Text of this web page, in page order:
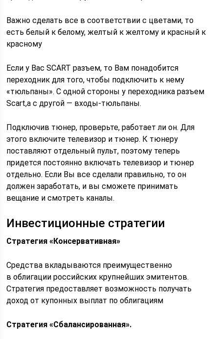
Важно сделать все в соответствии с цветами, то
есть белый к белому, желтый к желтому и красный к
красному
Если у Вас SCART разъем, то Вам понадобится
переходник для того, чтобы подключить к нему
«тюльпаны». С одной стороны у переходника разъем
Scart,а с другой — входы-тюльпаны.
Подключив тюнер, проверьте, работает ли он. Для
этого включите телевизор и тюнер. К тюнеру
поставляют отдельный пульт, поэтому теперь
придется постоянно включать телевизор и тюнер
отдельно. Если Вы все сделали правильно, то он
должен заработать, и вы сможете принимать
вещание и смотреть каналы.
Инвестиционные стратегии
Стратегия «Консервативная»
Средства вкладываются преимущественно
в облигации российских крупнейших эмитентов.
Стратегия предоставляет возможность получать
доход от купонных выплат по облигациям
Стратегия «Сбалансированная».